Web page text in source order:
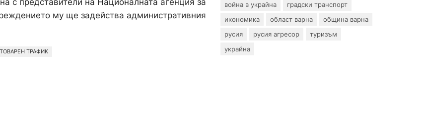
му ще задейства административния
ТРАФИК
война в украйна
градски транспорт
икономика
област варна
община варна
русия
русия агресор
туризъм
украйна